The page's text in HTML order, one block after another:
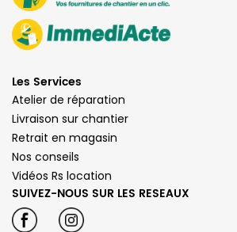
Les Services
Atelier de réparation
Livraison sur chantier
Retrait en magasin
Nos conseils
Vidéos Rs location
SUIVEZ-NOUS SUR LES RESEAUX